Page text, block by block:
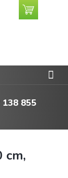
138 855
Nákupní
košík
cm,